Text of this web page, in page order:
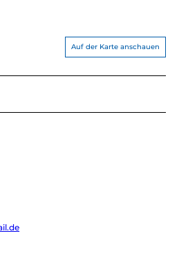
Auf der Karte anschauen